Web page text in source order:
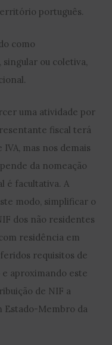
português.
como
ou coletiva,
uma atividade por
fiscal terá
mas nos demais
da nomeação
é facultativa. A
modo, simplificar o
dos não residentes
residência em
requisitos de
aproximando este
de NIF a
Estado-Membro da